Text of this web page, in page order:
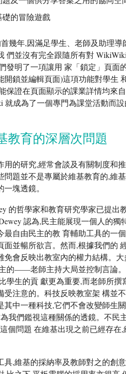
礎的冒險遊戲
幾年,因滿足學生、老師及助理導
們並沒有完全跟隨所有對
發明了一項讓用 家「鎖定」頁面
開鎖並編輯頁面)這項功能對學生
保證在頁面顯示的課業詳情均來
就成為了一個專門為課堂活動而
教育的深層次問題
用的研究,經常會談及有關制度和
問題並不是專屬於維基教育的,維
塊透鏡。
的哲學家和教育研究學家已提出
認為,民主能展現一個人的獨
最自由民主的教 育輔助工具的一
面並暢所欲言。然而,根據我們的
免會反映出教室內的權力結構。
的——老師主持大局並控制言論
學生的貢 獻更為重要,而老師所撰
受注意的。科技反映教室架 構並
中一種科技,它們不會改變師生
我們鑑視這種關係的透鏡。不民
個問題 在維基出現之前已經存在,
具,維基的採納率及教師對之的創